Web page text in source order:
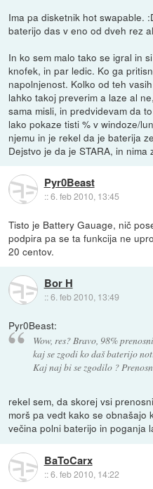
Ima pa disketnik hot swapable.
baterijo das v eno od dveh rez
In ko sem malo tako se igral in
knofek, in par ledic. Ko ga
napolnjenost. Kolko od teh
lahko takoj preverim a laze al
sama misli, in predvidevam da
lako pokaze tisti % v windoze/
njemu in je rekel da je baterija
Dejstvo je da je STARA, in
Pyr0Beast
::6. feb 2010, 13:45
Tisto je Battery Gauage, nič
podpira pa se ta funkcija ne
20 centov.
Bor H
::6. feb 2010, 13:49
Pyr0Beast:
Wow, res? Bravo, 98%
kaj se zgodi ko daš baterijo
Kaj naj bi se zgodilo ?
rekel sem, da skorej vsi
morš pa vedt kako se obnašajo
večina polni baterijo in poganja
BaToCarx
::6. feb 2010, 14:22